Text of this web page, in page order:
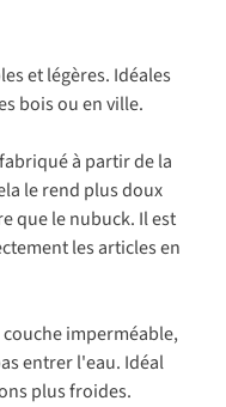
et légères. Idéales
bois ou en ville.
à partir de la
le rend plus doux
que le nubuck. Il est
les articles en
couche imperméable,
entrer l'eau. Idéal
plus froides.